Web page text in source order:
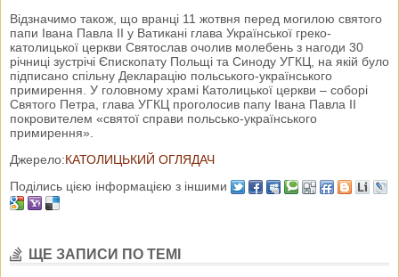
Відзначимо також, що вранці 11 жотвня перед могилою святого
папи Івана Павла ІІ у Ватикані глава Української греко-
католицької церкви Святослав очолив молебень з нагоди 30
річниці зустрічі Єпископату Польщі та Синоду УГКЦ, на якій було
підписано спільну Декларацію польського-українського
примирення. У головному храмі Католицької церкви – соборі
Святого Петра, глава УГКЦ проголосив папу Івана Павла ІІ
покровителем «святої справи польсько-українського
примирення».
Джерело:КАТОЛИЦЬКИЙ ОГЛЯДАЧ
Поділись цією інформацією з іншими
ЩЕ ЗАПИСИ ПО ТЕМІ